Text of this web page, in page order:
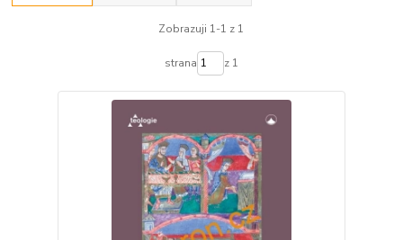
Zobrazuji 1-1 z 1
strana z 1